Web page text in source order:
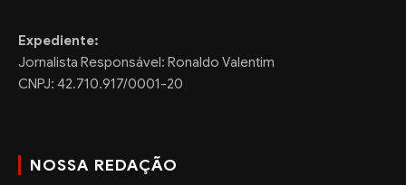
Expediente:
Jornalista Responsável: Ronaldo Valentim
CNPJ: 42.710.917/0001-20
NOSSA REDAÇÃO